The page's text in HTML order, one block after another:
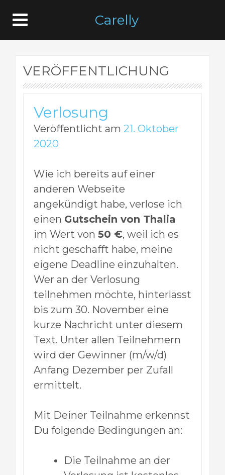
Carelly
VERÖFFENTLICHUNG
Verlosung
Veröffentlicht am 21. Oktober
2020
Wie ich bereits auf einer
anderen Webseite
angekündigt habe, verlose ich
einen Gutschein von Thalia
im Wert von 50 €, weil ich es
nicht geschafft habe, meine
eigene Deadline einzuhalten.
Wer an der Verlosung
teilnehmen möchte, hinterlässt
bis zum 30. November eine
kurze Nachricht unter diesem
Text. Unter allen Teilnehmern
wird der Gewinner (m/w/d)
Anfang Dezember per Zufall
ermittelt.
Mit Deiner Teilnahme erkennst
Du folgende Bedingungen an:
Die Teilnahme an der